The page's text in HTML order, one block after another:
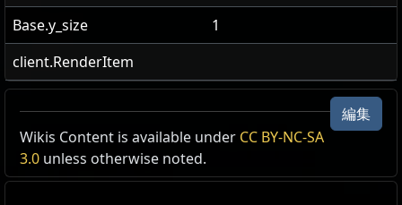
Base.y_size
1
client.RenderItem
US Realm Economy Wiki
24h volume
編集
Wikis Content is available under CC BY-NC-SA
3.0 unless otherwise noted.